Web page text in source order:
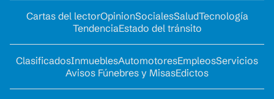
Cartas del lectorOpinionSocialesSaludTecnología
TendenciaEstado del tránsito
ClasificadosInmueblesAutomotoresEmpleosServicios
Avisos Fúnebres y MisasEdictos